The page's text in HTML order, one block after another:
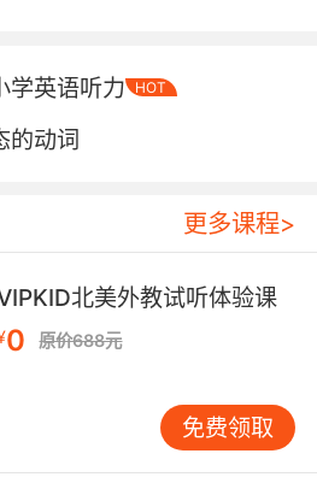
程家长不必担心孩子听不懂
场景、人物的表情跟肢体
都可以让孩子领略到句子
子对英语的兴趣越来越浓
他感兴趣的内容并进行模
。
将从音频资料里接触到的
例如利用动画片里面的常见
子对日常物品英语单词学习
模仿动画片里的人物跟孩子
行角色扮演对话，帮助孩子
学英语听力 HOT
的动词
更多课程>
北美外教试听体验课
0 原价688元
免费领取